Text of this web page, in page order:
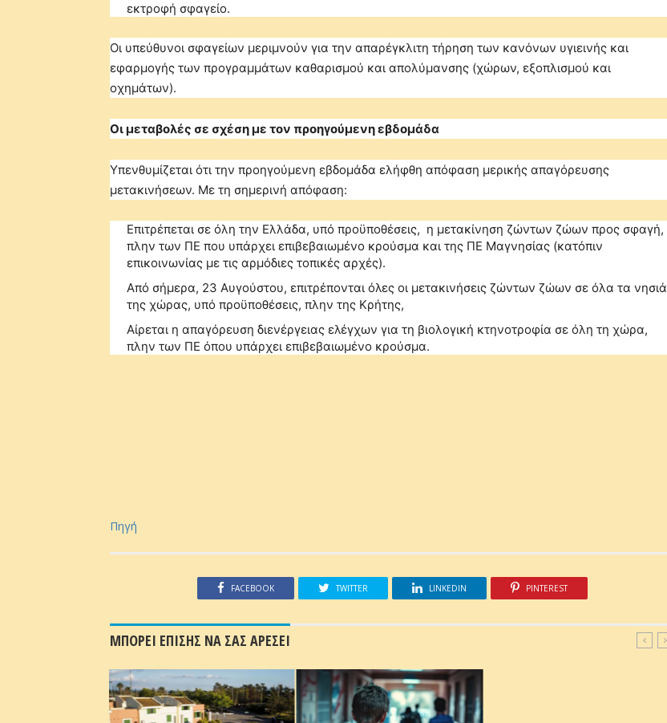
εκτροφή σφαγείο.
Οι υπεύθυνοι σφαγείων μεριμνούν για την απαρέγκλιτη τήρηση των κανόνων υγιεινής και
εφαρμογής των προγραμμάτων καθαρισμού και απολύμανσης (χώρων, εξοπλισμού και
οχημάτων).
Οι μεταβολές σε σχέση με τον προηγούμενη εβδομάδα
Υπενθυμίζεται ότι την προηγούμενη εβδομάδα ελήφθη απόφαση μερικής απαγόρευσης
μετακινήσεων. Με τη σημερινή απόφαση:
Επιτρέπεται σε όλη την Ελλάδα, υπό προϋποθέσεις, η μετακίνηση ζώντων ζώων προς σφαγή,
πλην των ΠΕ που υπάρχει επιβεβαιωμένο κρούσμα και της ΠΕ Μαγνησίας (κατόπιν
επικοινωνίας με τις αρμόδιες τοπικές αρχές).
Από σήμερα, 23 Αυγούστου, επιτρέπονται όλες οι μετακινήσεις ζώντων ζώων σε όλα τα νησιά
της χώρας, υπό προϋποθέσεις, πλην της Κρήτης,
Αίρεται η απαγόρευση διενέργειας ελέγχων για τη βιολογική κτηνοτροφία σε όλη τη χώρα,
πλην των ΠΕ όπου υπάρχει επιβεβαιωμένο κρούσμα.
Πηγή
FACEBOOK TWITTER LINKEDIN PINTEREST
ΜΠΟΡΕΙ ΕΠΙΣΗΣ ΝΑ ΣΑΣ ΑΡΕΣΕΙ